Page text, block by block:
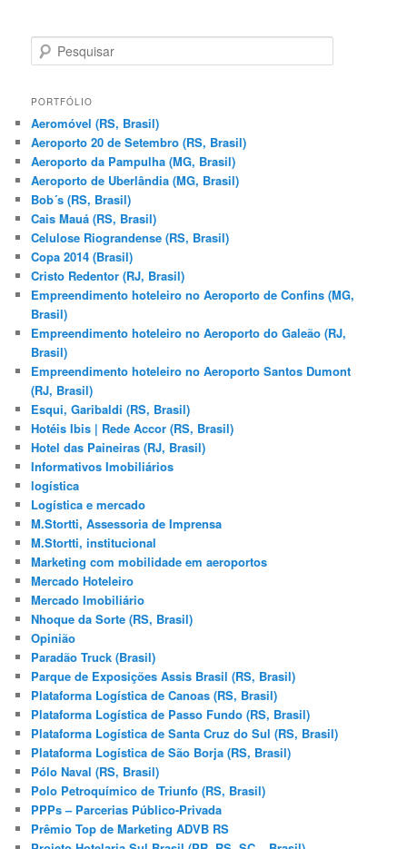
e
q
i
s
a
r
PORTFÓLIO
Aeromóvel (RS, Brasil)
Aeroporto 20 de Setembro (RS, Brasil)
Aeroporto da Pampulha (MG, Brasil)
Aeroporto de Uberlândia (MG, Brasil)
Bob´s (RS, Brasil)
Cais Mauá (RS, Brasil)
Celulose Riograndense (RS, Brasil)
Copa 2014 (Brasil)
Cristo Redentor (RJ, Brasil)
Empreendimento hoteleiro no Aeroporto de Confins (MG,
Brasil)
Empreendimento hoteleiro no Aeroporto do Galeão (RJ,
Brasil)
Empreendimento hoteleiro no Aeroporto Santos Dumont
(RJ, Brasil)
Esqui, Garibaldi (RS, Brasil)
Hotéis Ibis | Rede Accor (RS, Brasil)
Hotel das Paineiras (RJ, Brasil)
Informativos Imobiliários
logística
Logística e mercado
M.Stortti, Assessoria de Imprensa
M.Stortti, institucional
Marketing com mobilidade em aeroportos
Mercado Hoteleiro
Mercado Imobiliário
Nhoque da Sorte (RS, Brasil)
Opinião
Paradão Truck (Brasil)
Parque de Exposições Assis Brasil (RS, Brasil)
Plataforma Logística de Canoas (RS, Brasil)
Plataforma Logística de Passo Fundo (RS, Brasil)
Plataforma Logística de Santa Cruz do Sul (RS, Brasil)
Plataforma Logística de São Borja (RS, Brasil)
Pólo Naval (RS, Brasil)
Polo Petroquímico de Triunfo (RS, Brasil)
PPPs – Parcerias Público-Privada
Prêmio Top de Marketing ADVB RS